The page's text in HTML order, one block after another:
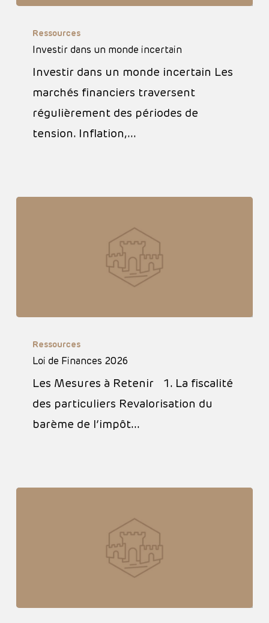
dans
monde
incertain
Ressources
Investir dans un monde incertain
Investir dans un monde incertain Les
marchés financiers traversent
régulièrement des périodes de
tension. Inflation,…
Finances
2026
Ressources
Loi de Finances 2026
Les Mesures à Retenir 1. La fiscalité
des particuliers Revalorisation du
barème de l’impôt…